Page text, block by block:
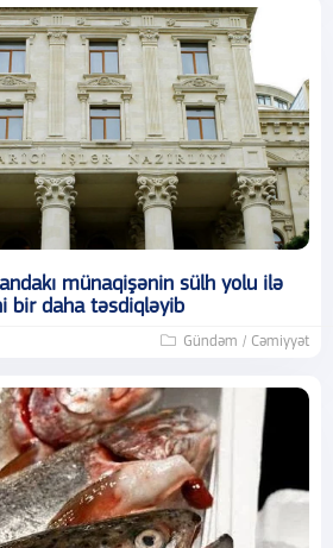
münaqişənin sülh yolu ilə
bir daha təsdiqləyib
Gündəm / Cəmiyyət